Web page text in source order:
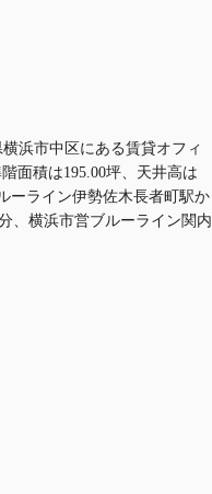
浜市中区にある賃貸オフィ
面積は195.00坪、天井高は
ーライン伊勢佐木長者町駅か
、横浜市営ブルーライン関内